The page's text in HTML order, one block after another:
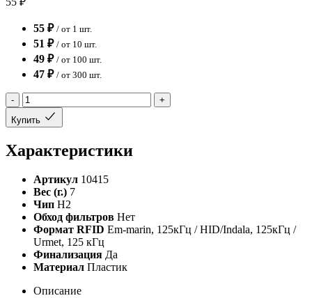
55 ₽ / от 1 шт.
51 ₽ / от 10 шт.
49 ₽ / от 100 шт.
47 ₽ / от 300 шт.
-
+
Купить
Характеристики
Артикул 10415
Вес (г.) 7
Чип H2
Обход фильтров Нет
Формат RFID Em-marin, 125кГц / HID/Indala, 125кГц /
Urmet, 125 кГц
Финализация Да
Материал Пластик
Описание